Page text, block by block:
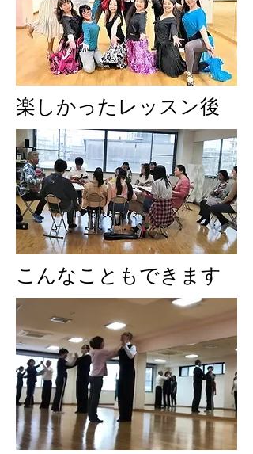
楽しかったレッスン後
こんなこともできます